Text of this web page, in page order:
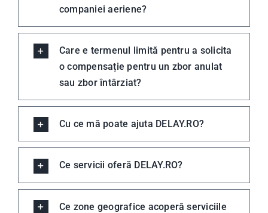
companiei aeriene?
Care e termenul limită pentru a solicita
o compensație pentru un zbor anulat
sau zbor întârziat?
Cu ce mă poate ajuta DELAY.RO?
Ce servicii oferă DELAY.RO?
Ce zone geografice acoperă serviciile